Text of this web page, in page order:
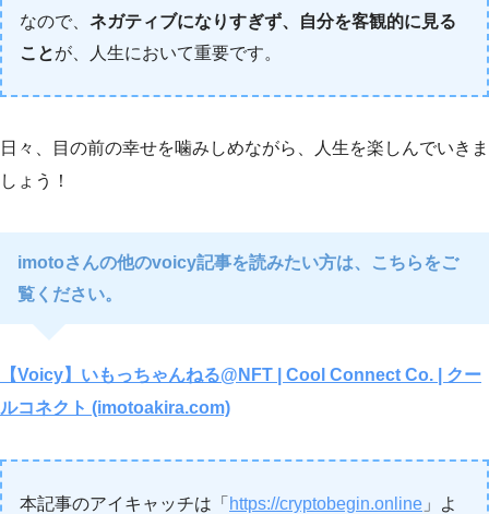
なので、 ネガティブになりすぎず、自分を客観的に見る
ことが、人生において重要です。
日々、目の前の幸せを噛みしめながら、人生を楽しんでいきま
しょう！
imotoさんの他のvoicy記事を読みたい方は、こちらをご
覧ください。
【Voicy】いもっちゃんねる@NFT | Cool Connect Co. | クー
ルコネクト (imotoakira.com)
本記事のアイキャッチは「 https://cryptobegin.online 」よ